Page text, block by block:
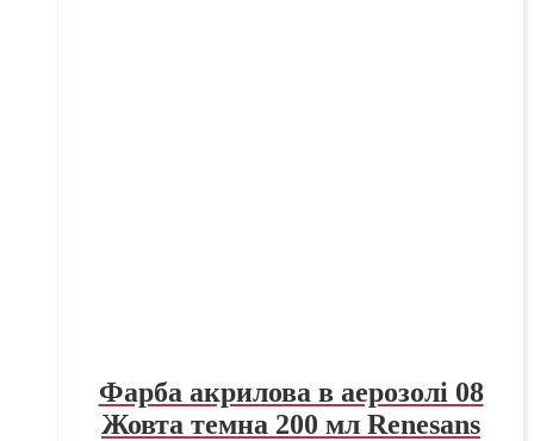
Фарба акрилова в аерозолі 08
Жовта темна 200 мл Renesans